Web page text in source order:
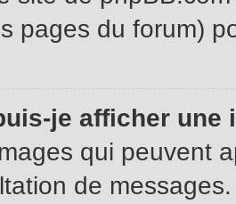
pages du forum)
je afficher une
qui peuvent
de